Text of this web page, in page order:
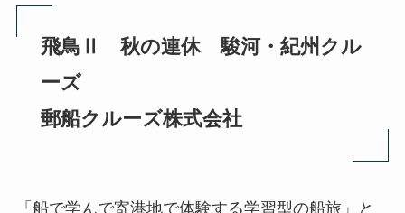
飛鳥Ⅱ 秋の連休 駿河・紀州クル
ーズ
郵船クルーズ株式会社
「船で学んで寄港地で体験する学習型の船旅」と